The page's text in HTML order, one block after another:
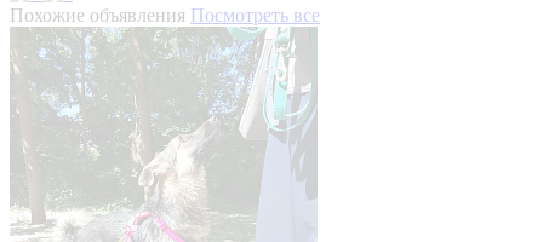
Похожие объявления Посмотреть все